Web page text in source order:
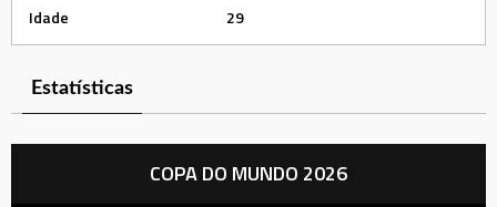
Idade
29
Estatísticas
COPA DO MUNDO 2026